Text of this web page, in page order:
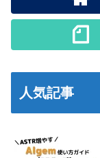
人気記事